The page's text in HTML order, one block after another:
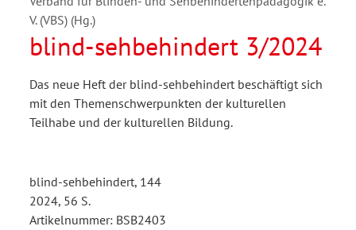
V. (VBS) (Hg.)
blind-sehbehindert 3/2024
Das neue Heft der blind-sehbehindert beschäftigt sich
mit den Themenschwerpunkten der kulturellen
Teilhabe und der kulturellen Bildung.
blind-sehbehindert, 144
2024, 56 S.
Artikelnummer: BSB2403